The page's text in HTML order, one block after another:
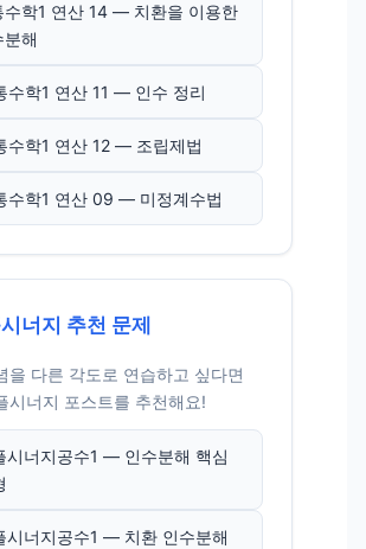
수학1 연산 14 — 치환을 이용한
분해
수학1 연산 11 — 인수 정리
수학1 연산 12 — 조립제법
수학1 연산 09 — 미정계수법
너지 추천 문제
을 다른 각도로 연습하고 싶다면
시너지 포스트를 추천해요!
시너지공수1 — 인수분해 핵심
시너지공수1 — 치환 인수분해